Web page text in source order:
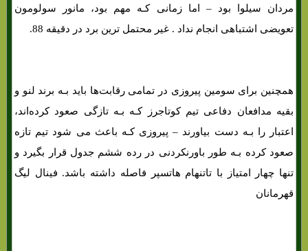
مردان سیلوا بود – اما زمانی کـه مهم بود، مانور سولومون
تعویضی اشتباهی انجام نداد . غیر محتمل ترین برد در دقیقه 88.
همچنین برای سومین پیروزی در تمامی رقابت‌ها باید بـه برند لنو و
بقیه مدافعان دفاعی تیم کوتاجرز کـه بـه تازگی صعود کرده‌اند،
اعتبار را بـه دست بیاورند – پیروزی کـه باعث می شود تیم تازه
صعود کرده بـه طور باورنکردنی در رده ششم جدول قرار بگیرد و
تنها چهار امتیاز با تاتنهام هاتسپر فاصله داشته باشد. فینال لیگ
قهرمانان